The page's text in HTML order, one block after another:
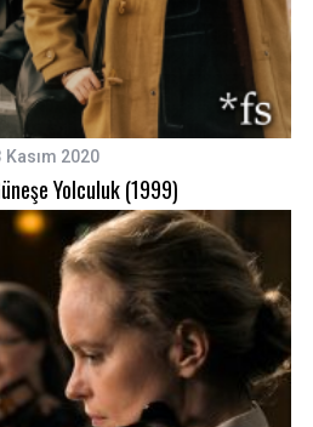
Kasım 2020
Yolculuk (1999)